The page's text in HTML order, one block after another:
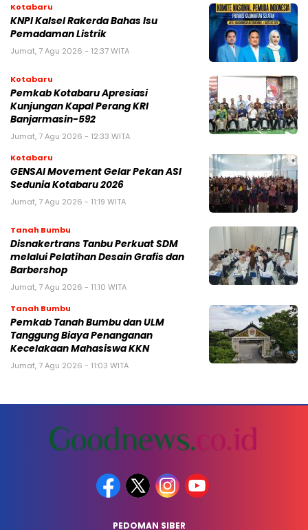
Kotabaru
KNPI Kalsel Rakerda Bahas Isu
Pemadaman Listrik
Jumat, 7 Agu 2026 - 12:37 WITA
Kotabaru
Pemkab Kotabaru Apresiasi
Kunjungan Kapal Perang KRI
Banjarmasin-592
Jumat, 7 Agu 2026 - 12:33 WITA
Kotabaru
GENSAI Movement Gelar Pekan ASI
Sedunia Kotabaru 2026
Jumat, 7 Agu 2026 - 11:19 WITA
Tanah Bumbu
Disnakertrans Tanbu Perkuat SDM
melalui Pelatihan Desain Grafis dan
Barbershop
Jumat, 7 Agu 2026 - 11:10 WITA
Tanah Bumbu
Pemkab Tanah Bumbu dan ULM
Tanggung Biaya Penanganan
Kecelakaan Mahasiswa KKN
Jumat, 7 Agu 2026 - 11:03 WITA
PEDOMAN SIBER